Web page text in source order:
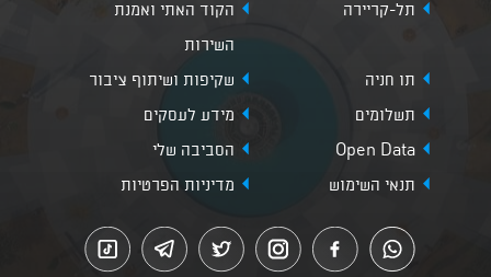
תל-קריירה
הקוד האתי ואמנת
השירות
תו חניה
שקיפות ושיתוף ציבור
תשלומים
מידע לעסקים
Open Data
הסביבה שלי
תנאי השימוש
מדיניות הפרטיות